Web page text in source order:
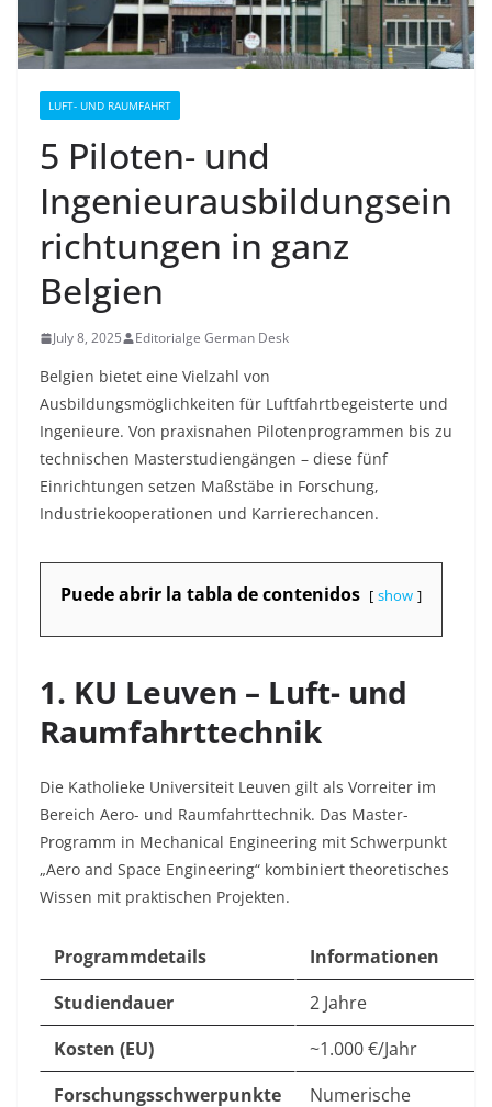
LUFT- UND RAUMFAHRT
5 Piloten- und
Ingenieurausbildungsein
richtungen in ganz
Belgien
July 8, 2025 Editorialge German Desk
Belgien bietet eine Vielzahl von
Ausbildungsmöglichkeiten für Luftfahrtbegeisterte und
Ingenieure. Von praxisnahen Pilotenprogrammen bis zu
technischen Masterstudiengängen – diese fünf
Einrichtungen setzen Maßstäbe in Forschung,
Industriekooperationen und Karrierechancen.
Puede abrir la tabla de contenidos show
1. KU Leuven – Luft- und
Raumfahrttechnik
Die Katholieke Universiteit Leuven gilt als Vorreiter im
Bereich Aero- und Raumfahrttechnik. Das Master-
Programm in Mechanical Engineering mit Schwerpunkt
„Aero and Space Engineering“ kombiniert theoretisches
Wissen mit praktischen Projekten.
Programmdetails
Informationen
Studiendauer
2 Jahre
Kosten (EU)
~1.000 €/Jahr
Forschungsschwerpunkte
Numerische